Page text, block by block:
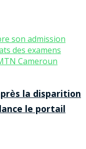
la disparition
le portail